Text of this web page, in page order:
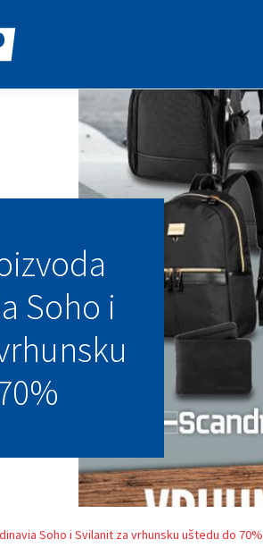
Soho i
Soho i Svilanit za vrhunsku uštedu do 70%